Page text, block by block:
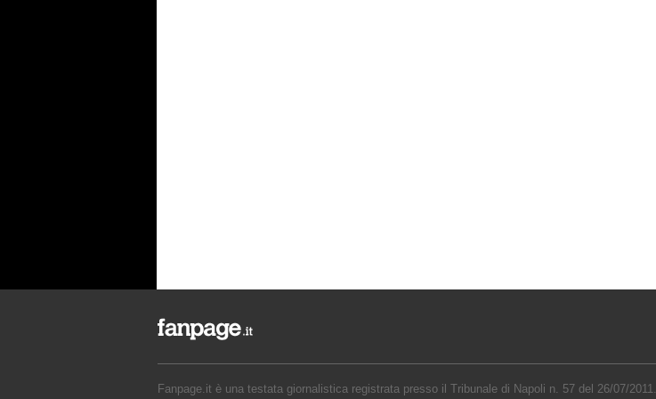
Fanpage.it è una testata giornalistica registrata presso il Tribunale di Napoli n. 57 del 26/07/2011.